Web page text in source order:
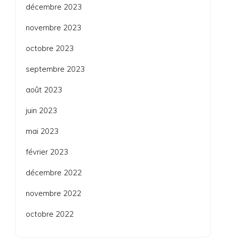
décembre 2023
novembre 2023
octobre 2023
septembre 2023
août 2023
juin 2023
mai 2023
février 2023
décembre 2022
novembre 2022
octobre 2022